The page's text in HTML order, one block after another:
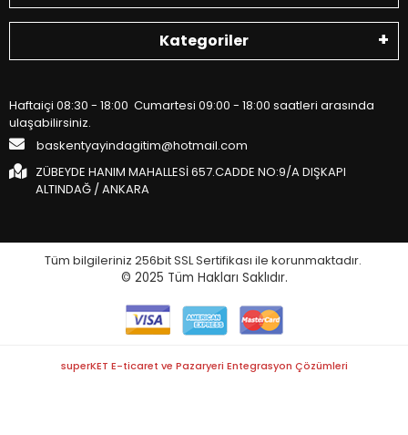
Kategoriler
Haftaiçi 08:30 - 18:00 Cumartesi 09:00 - 18:00 saatleri arasında
ulaşabilirsiniz.
baskentyayindagitim@hotmail.com
ZÜBEYDE HANIM MAHALLESİ 657.CADDE NO:9/A DIŞKAPI
ALTINDAĞ / ANKARA
Tüm bilgileriniz 256bit SSL Sertifikası ile korunmaktadır.
© 2025 Tüm Hakları Saklıdır.
superKET E-ticaret ve Pazaryeri Entegrasyon Çözümleri